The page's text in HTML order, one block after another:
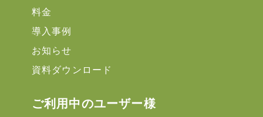
料金
導入事例
お知らせ
資料ダウンロード
ご利用中のユーザー様